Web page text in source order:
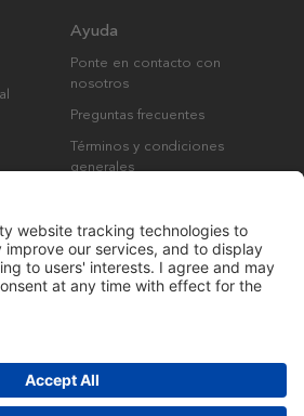
Ayuda
Ponte en contacto con
nosotros
Preguntas frecuentes
Términos y condiciones
generales
Brands AB 2023. Todos los derechos